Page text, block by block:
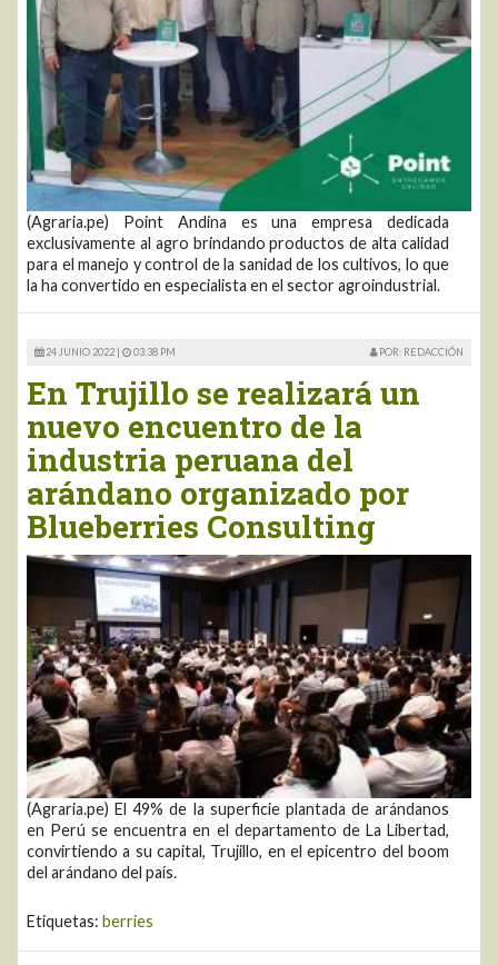
(Agraria.pe) Point Andina es una empresa dedicada
exclusivamente al agro brindando productos de alta calidad
para el manejo y control de la sanidad de los cultivos, lo que
la ha convertido en especialista en el sector agroindustrial.
24 JUNIO 2022 | 03:38 PM POR: REDACCIÓN
En Trujillo se realizará un
nuevo encuentro de la
industria peruana del
arándano organizado por
Blueberries Consulting
(Agraria.pe) El 49% de la superficie plantada de arándanos
en Perú se encuentra en el departamento de La Libertad,
convirtiendo a su capital, Trujillo, en el epicentro del boom
del arándano del país.
Etiquetas: berries